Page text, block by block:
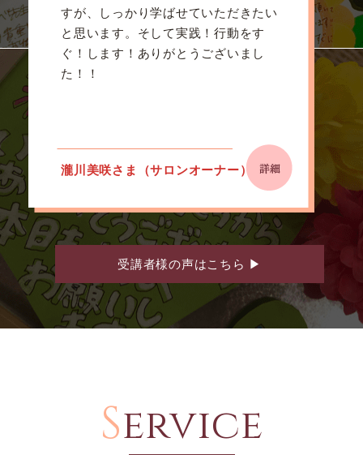
すが、しっかり学ばせていただきたい
と思います。そして実践！行動をす
ぐ！します！ありがとうございまし
た！！
瀧川美咲さま（サロンオーナー）
受講者様の声はこちら ▶
Service